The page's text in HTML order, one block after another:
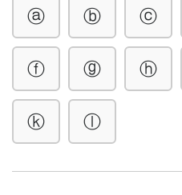
ⓐ ⓑ ⓒ
ⓕ ⓖ ⓗ
ⓚ ⓛ